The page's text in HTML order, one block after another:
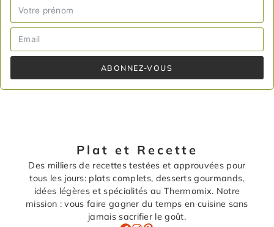
ABONNEZ-VOUS
Plat et Recette
Des milliers de recettes testées et approuvées pour
tous les jours: plats complets, desserts gourmands,
idées légères et spécialités au Thermomix. Notre
mission : vous faire gagner du temps en cuisine sans
jamais sacrifier le goût.